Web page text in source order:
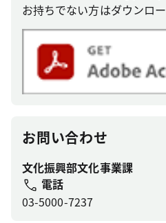
お持ちでない方はダウンロ
お問い合わせ
文化振興部文化事業課
電話
03-5000-7237